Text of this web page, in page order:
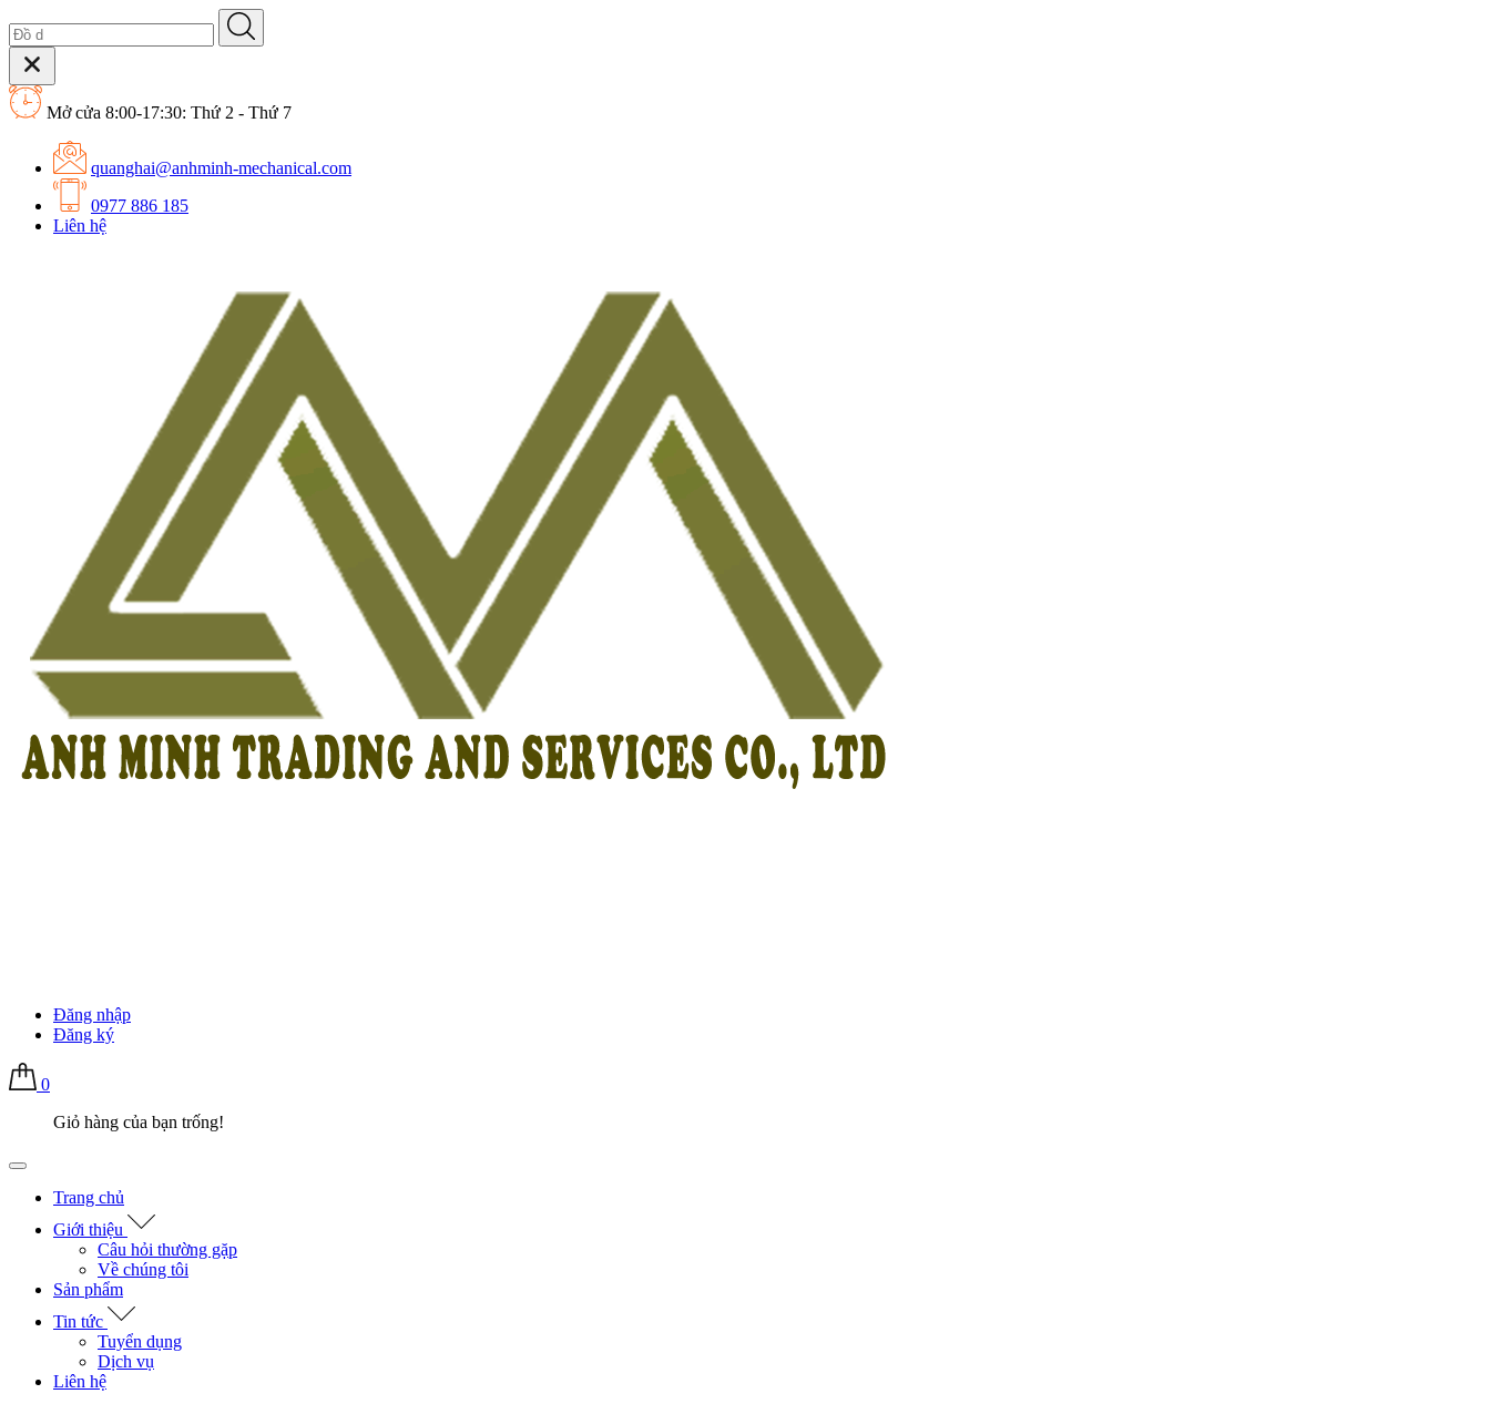
Mở cửa 8:00-17:30: Thứ 2 - Thứ 7
quanghai@anhminh-mechanical.com
0977 886 185
Liên hệ
Đăng nhập
Đăng ký
0
Giỏ hàng của bạn trống!
Trang chủ
Giới thiệu
Câu hỏi thường gặp
Về chúng tôi
Sản phẩm
Tin tức
Tuyển dụng
Dịch vụ
Liên hệ